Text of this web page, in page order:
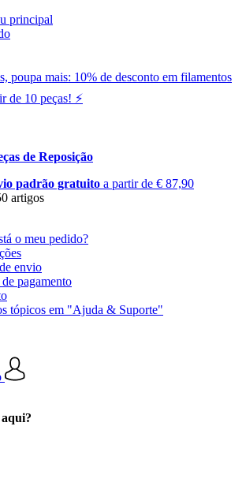
principal
poupa mais: 10% de desconto em filamentos
de 10 peças! ⚡️
de Reposição
padrão gratuito a partir de € 87,90
artigos
o meu pedido?
envio
pagamento
tópicos em "Ajuda & Suporte"